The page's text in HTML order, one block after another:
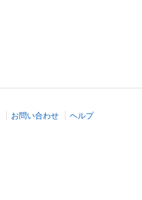
お問い合わせ ヘルプ